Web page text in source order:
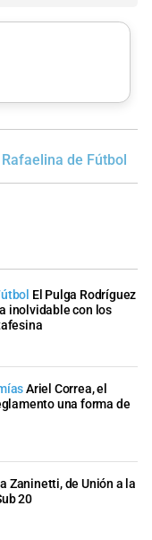
de Fútbol
El Pulga Rodríguez
inolvidable con los
Ariel Correa, el
una forma de
Zaninetti, de Unión a la
20